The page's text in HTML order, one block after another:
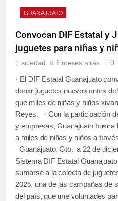
GUANAJUATO
Convocan DIF Estatal y
juguetes para niñas y
soledad 8 meses atrás 0
· El DIF Estatal Guanajuato
donar juguetes nuevos antes
que miles de niñas y niños
Reyes. · Con la participación
y empresas, Guanajuato busca
a miles de niñas y niños a
Guanajuato, Gto., a 22 de
Sistema DIF Estatal
sumarse a la colecta de
2025, una de las campañas de
del país, que une voluntades